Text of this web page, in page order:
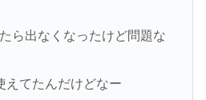
ら出なくなったけど問題な
えてたんだけどなー